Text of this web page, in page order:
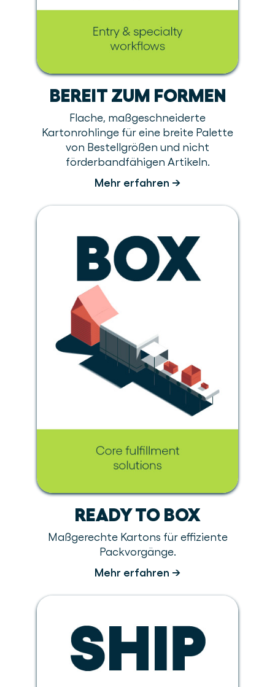
BEREIT ZUM FORMEN
Flache, maßgeschneiderte
Kartonrohlinge für eine breite Palette
von Bestellgrößen und nicht
förderbandfähigen Artikeln.
Mehr erfahren →
READY TO BOX
Maßgerechte Kartons für effiziente
Packvorgänge.
Mehr erfahren →